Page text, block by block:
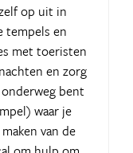
op uit in
tempels en
met toeristen
en zorg
bent
waar je
van de